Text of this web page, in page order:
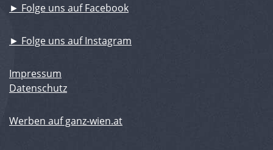
► Folge uns auf Facebook
► Folge uns auf Instagram
Impressum
Datenschutz
Werben auf ganz-wien.at